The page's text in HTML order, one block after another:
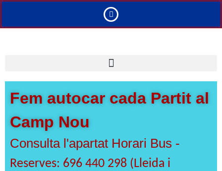
Fem autocar cada Partit al
Camp Nou
Consulta l'apartat Horari Bus -
Reserves: 696 440 298 (Lleida i